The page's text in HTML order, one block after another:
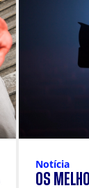
Notícia
OS